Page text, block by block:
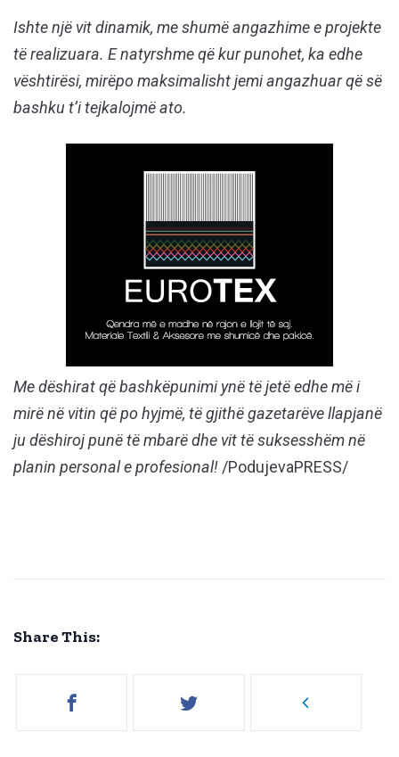
Ishte një vit dinamik, me shumë angazhime e projekte
të realizuara. E natyrshme që kur punohet, ka edhe
vështirësi, mirëpo maksimalisht jemi angazhuar që së
bashku t’i tejkalojmë ato.
Me dëshirat që bashkëpunimi ynë të jetë edhe më i
mirë në vitin që po hyjmë, të gjithë gazetarëve llapjanë
ju dëshiroj punë të mbarë dhe vit të suksesshëm në
planin personal e profesional! /PodujevaPRESS/
Share This: